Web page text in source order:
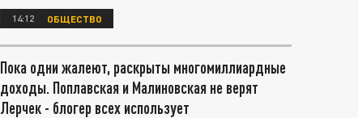
14:12 ОБЩЕСТВО
Пока одни жалеют, раскрыты многомиллиардные
доходы. Поплавская и Малиновская не верят
Лерчек - блогер всех использует